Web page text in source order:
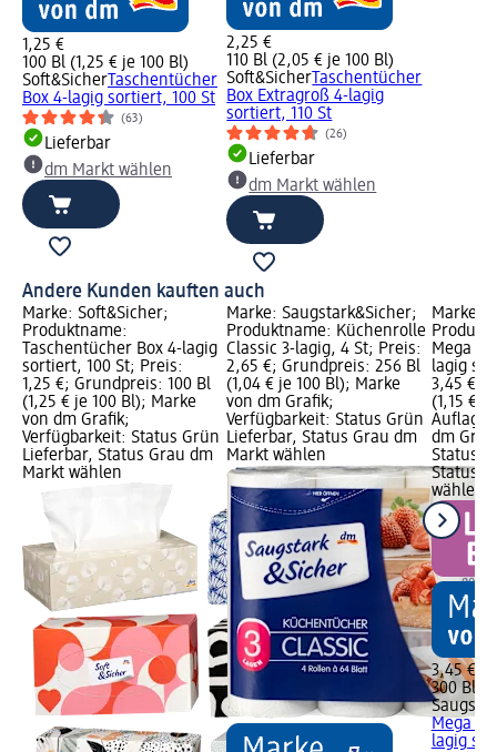
1,25 €
100 Bl (1,25 € je 100 Bl)
Soft&Sicher Taschentücher
Box 4-lagig sortiert, 100 St
(63)
Lieferbar
dm Markt wählen
2,25 €
110 Bl (2,05 € je 100 Bl)
Soft&Sicher Taschentücher
Box Extragroß 4-lagig
sortiert, 110 St
(26)
Lieferbar
dm Markt wählen
Andere Kunden kauften auch
Marke: Soft&Sicher;
Produktname:
Taschentücher Box 4-lagig
sortiert, 100 St; Preis:
1,25 €; Grundpreis: 100 Bl
(1,25 € je 100 Bl); Marke
von dm Grafik;
Verfügbarkeit: Status Grün
Lieferbar, Status Grau dm
Markt wählen
Marke: Saugstark&Sicher;
Produktname: Küchenrolle
Classic 3-lagig, 4 St; Preis:
2,65 €; Grundpreis: 256 Bl
(1,04 € je 100 Bl); Marke
von dm Grafik;
Verfügbarkeit: Status Grün
Lieferbar, Status Grau dm
Markt wählen
Marke:
Mega
lagig
3,45 €;
(1,15 €
Auflage
dm
Status
Status
wählen
3,45 €
300 Bl
Mega
lagig